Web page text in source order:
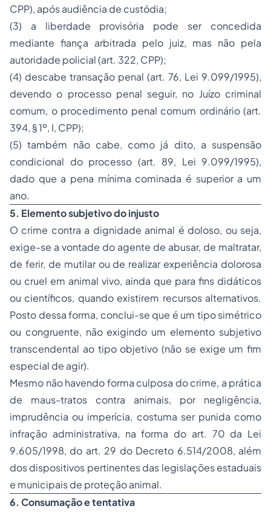
CPP), após audiência de custódia;
(3) a liberdade provisória pode ser concedida
mediante fiança arbitrada pelo juiz, mas não pela
autoridade policial (art. 322, CPP);
(4) descabe transação penal (art. 76, Lei 9.099/1995),
devendo o processo penal seguir, no Juízo criminal
comum, o procedimento penal comum ordinário (art.
394, § 1º, I, CPP);
(5) também não cabe, como já dito, a suspensão
condicional do processo (art. 89, Lei 9.099/1995),
dado que a pena mínima cominada é superior a um
ano.
5. Elemento subjetivo do injusto
O crime contra a dignidade animal é doloso, ou seja,
exige-se a vontade do agente de abusar, de maltratar,
de ferir, de mutilar ou de realizar experiência dolorosa
ou cruel em animal vivo, ainda que para fins didáticos
ou científicos, quando existirem recursos alternativos.
Posto dessa forma, conclui-se que é um tipo simétrico
ou congruente, não exigindo um elemento subjetivo
transcendental ao tipo objetivo (não se exige um fim
especial de agir).
Mesmo não havendo forma culposa do crime, a prática
de maus-tratos contra animais, por negligência,
imprudência ou imperícia, costuma ser punida como
infração administrativa, na forma do art. 70 da Lei
9.605/1998, do art. 29 do Decreto 6.514/2008, além
dos dispositivos pertinentes das legislações estaduais
e municipais de proteção animal.
6. Consumação e tentativa